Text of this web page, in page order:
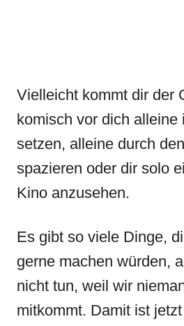
Vielleicht kommt dir der
komisch vor dich alleine
setzen, alleine durch
spazieren oder dir solo
Kino anzusehen.
Es gibt so viele Dinge,
gerne machen würden,
nicht tun, weil wir
mitkommt. Damit ist